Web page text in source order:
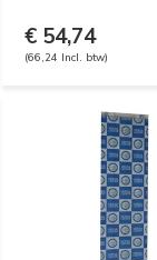
€ 54,74
(66,24 Incl. btw)